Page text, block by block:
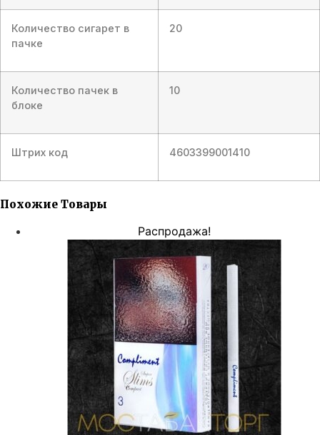
Количество сигарет в
пачке
20
Количество пачек в
блоке
10
Штрих код 4603399001410
Похожие Товары
Распродажа!